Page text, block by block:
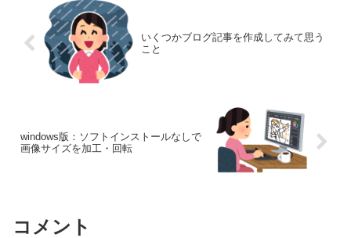
いくつかブログ記事を作成してみて思う
こと
windows版：ソフトインストールなしで
画像サイズを加工・回転
コメント